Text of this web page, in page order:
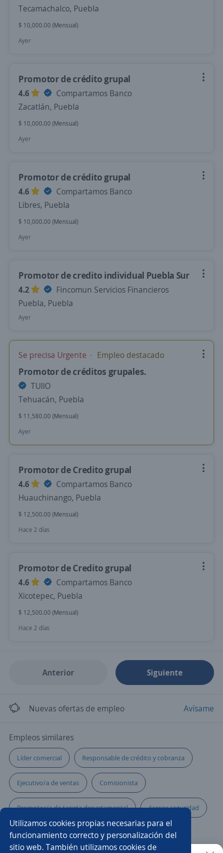
Utilizamos cookies propias necesarias para el
funcionamiento correcto y personalización del
sitio web. También utilizamos cookies de
Tecamachalco, Puebla
$ 10,000.00 (Mensual)
Ayer
Promotor de crédito grupal
4.6
Compartamos Banco
Zacatlán, Puebla
$ 10,000.00 (Mensual)
Ayer
Promotor de crédito grupal
4.6
Compartamos Banco
Libres, Puebla
$ 10,000.00 (Mensual)
Ayer
Promotor de credito individual Puebla Sur
4.2
Fincomun Servicios Financieros
Puebla, Puebla
Ayer
Se precisa Urgente Empleo destacado
Promotor de créditos grupales.
TUIIO
Tehuacán, Puebla
$ 11,580.00 (Mensual)
Ayer
Promotor de Credito grupal
4.6
Compartamos Banco
Huauchinango, Puebla
$ 12,500.00 (Mensual)
Hace 2 días
Promotor de Credito grupal
4.6
Compartamos Banco
Xicotepec, Puebla
$ 12,500.00 (Mensual)
Hace 2 días
Anterior Siguiente
Nuevas ofertas de empleo Avísame
Empleos similares
Líder comercial Responsable de crédito y cobranza
Ejecutivo/a de ventas Comisionista
Promotor/a de tarjeta departamental Asesor seguridad
Promotor/a telefonía móvil Chef